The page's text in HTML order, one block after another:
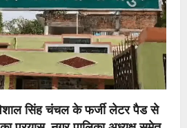
सिंह चंचल के फर्जी लेटर पैड से